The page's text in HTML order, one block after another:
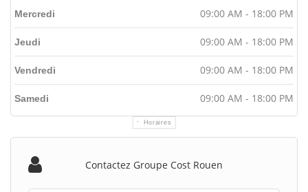
Horaires
Mercredi 09:00 AM - 18:00 PM
Jeudi 09:00 AM - 18:00 PM
Vendredi 09:00 AM - 18:00 PM
Samedi 09:00 AM - 18:00 PM
Contactez Groupe Cost Rouen